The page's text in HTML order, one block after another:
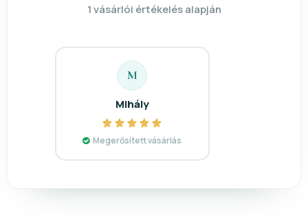
1 vásárlói értékelés alapján
M
Mihály
Megerősített vásárlás